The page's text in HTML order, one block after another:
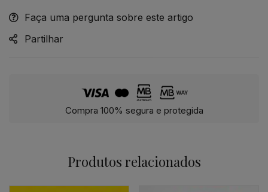
Alternative:
Faça uma pergunta sobre este artigo
Partilhar
Compra 100% segura e protegida
Produtos relacionados